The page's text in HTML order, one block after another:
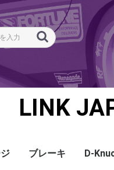
LINK
ブレーキ D-